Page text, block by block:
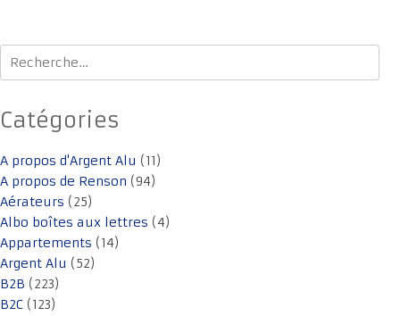
Rechercher :
Catégories
A propos d'Argent Alu (11)
A propos de Renson (94)
Aérateurs (25)
Albo boîtes aux lettres (4)
Appartements (14)
Argent Alu (52)
B2B (223)
B2C (123)